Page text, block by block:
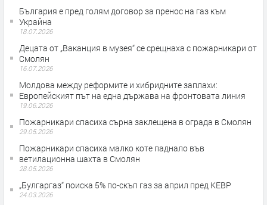
България е пред голям договор за пренос на газ към
Украйна
18.07.2026
Децата от „Ваканция в музея“ се срещнаха с пожарникари от
Смолян
16.07.2026
Молдова между реформите и хибридните заплахи:
Европейският път на една държава на фронтовата линия
19.06.2026
Пожарникари спасиха сърна заклещена в ограда в Смолян
29.05.2026
Пожарникари спасиха малко коте паднало във
ветилационна шахта в Смолян
28.05.2026
„Булгаргаз“ поиска 5% по-скъп газ за април пред КЕВР
24.03.2026